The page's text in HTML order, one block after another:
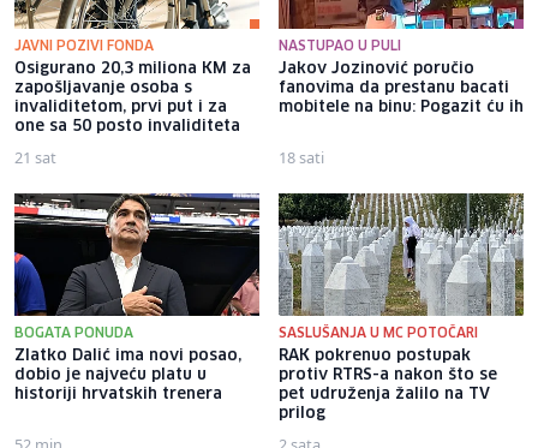
JAVNI POZIVI FONDA
Osigurano 20,3 miliona KM za
zapošljavanje osoba s
invaliditetom, prvi put i za
one sa 50 posto invaliditeta
21 sat
NASTUPAO U PULI
Jakov Jozinović poručio
fanovima da prestanu bacati
mobitele na binu: Pogazit ću ih
18 sati
BOGATA PONUDA
Zlatko Dalić ima novi posao,
dobio je najveću platu u
historiji hrvatskih trenera
SASLUŠANJA U MC POTOČARI
RAK pokrenuo postupak
protiv RTRS-a nakon što se
pet udruženja žalilo na TV
prilog